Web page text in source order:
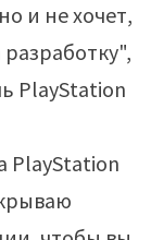
и не хочет,
PlayStation
PlayStation